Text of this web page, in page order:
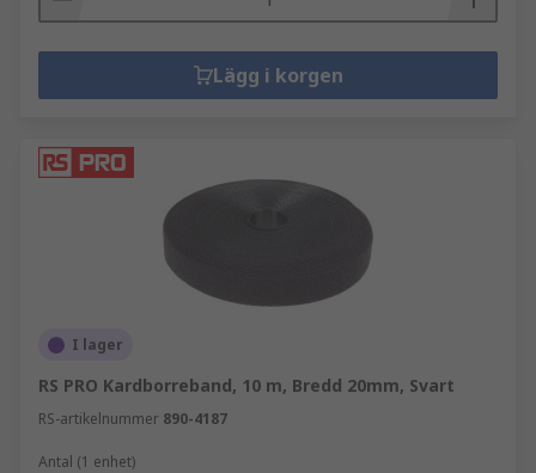
Lägg i korgen
I lager
RS PRO Kardborreband, 10 m, Bredd 20mm, Svart
RS-artikelnummer 890-4187
Antal (1 enhet)